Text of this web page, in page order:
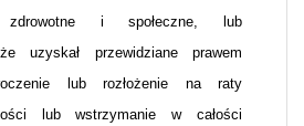
zdrowotne i społeczne, lub
uzyskał przewidziane prawem
lub rozłożenie na raty
lub wstrzymanie w całości